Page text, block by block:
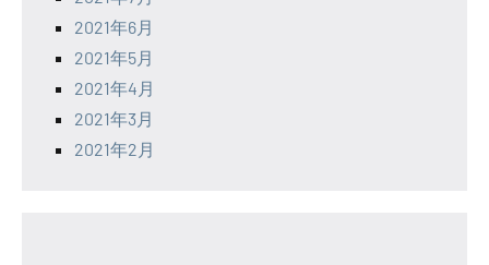
2021年6月
2021年5月
2021年4月
2021年3月
2021年2月